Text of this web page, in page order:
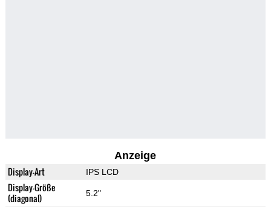
Anzeige
Display-Art IPS LCD
Display-Größe
(diagonal)
5.2"